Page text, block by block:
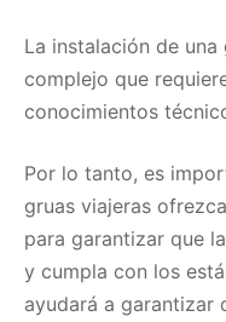
La instalación de
complejo que
conocimientos
Por lo tanto, es
gruas viajeras
para garantizar que
y cumpla con los
ayudará a garantizar